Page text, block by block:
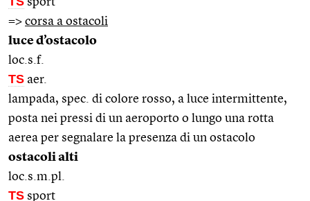
=> corsa a ostacoli
luce d’ostacolo
loc.s.f.
TS aer.
lampada, spec. di colore rosso, a luce intermittente,
posta nei pressi di un aeroporto o lungo una rotta
aerea per segnalare la presenza di un ostacolo
ostacoli alti
loc.s.m.pl.
TS sport